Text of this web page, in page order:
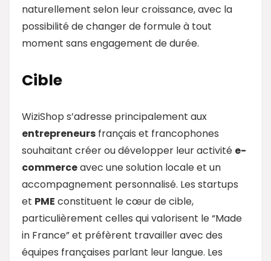
naturellement selon leur croissance, avec la
possibilité de changer de formule à tout
moment sans engagement de durée.
Cible
WiziShop s’adresse principalement aux
entrepreneurs français et francophones
souhaitant créer ou développer leur activité e-
commerceavec une solution locale et un
accompagnement personnalisé. Les startups
et PME constituent le cœur de cible,
particulièrement celles qui valorisent le “Made
in France” et préfèrent travailler avec des
équipes françaises parlant leur langue. Les